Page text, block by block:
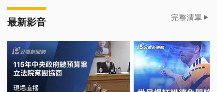
最新影音 完整清單